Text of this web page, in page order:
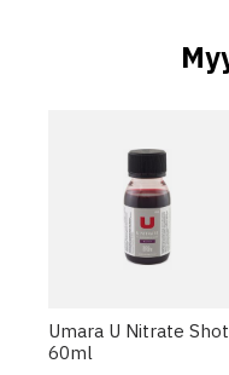
Umara U Nitrate Shot
60ml